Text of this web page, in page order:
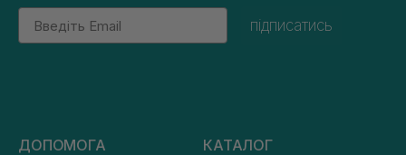
Email
підписатись
ДОПОМОГА КАТАЛОГ